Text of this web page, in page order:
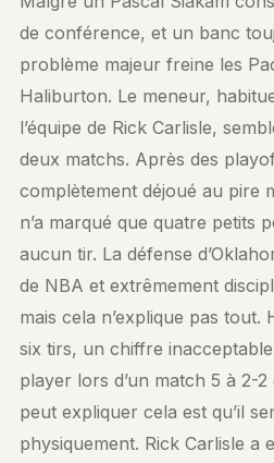
de conférence, et un banc
problème majeur freine les
Haliburton. Le meneur,
l’équipe de Rick Carlisle,
deux matchs. Après des
complètement déjoué au pire
n’a marqué que quatre petits
aucun tir. La défense
de NBA et extrêmement
mais cela n’explique pas tout.
six tirs, un chiffre
player lors d’un match 5 à 2-
peut expliquer cela est qu’il
physiquement. Rick Carlisle a